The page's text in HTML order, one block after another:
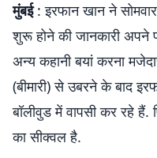
मुंबई: इरफान खान ने
शुरू होने की जानकारी
अन्य कहानी बयां करना
(बीमारी) से उबरने के बाद
बॉलीवुड में वापसी कर रहे हैं.
का सीक्वल है.